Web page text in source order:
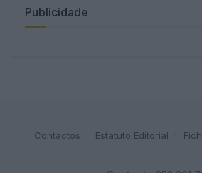
Publicidade
Contactos Estatuto Editorial